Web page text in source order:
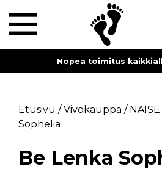
Nopea toimitus
Etusivu /Vivokauppa /
Sophelia
Be Lenka